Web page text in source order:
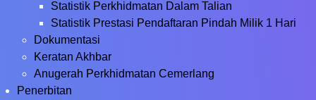
Statistik Perkhidmatan Dalam Talian
Statistik Prestasi Pendaftaran Pindah Milik 1 Hari
Dokumentasi
Keratan Akhbar
Anugerah Perkhidmatan Cemerlang
Penerbitan